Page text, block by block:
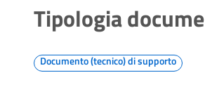
Tipologia
Documento (tecnico) di supporto